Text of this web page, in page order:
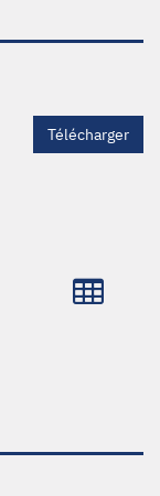
Télécharger